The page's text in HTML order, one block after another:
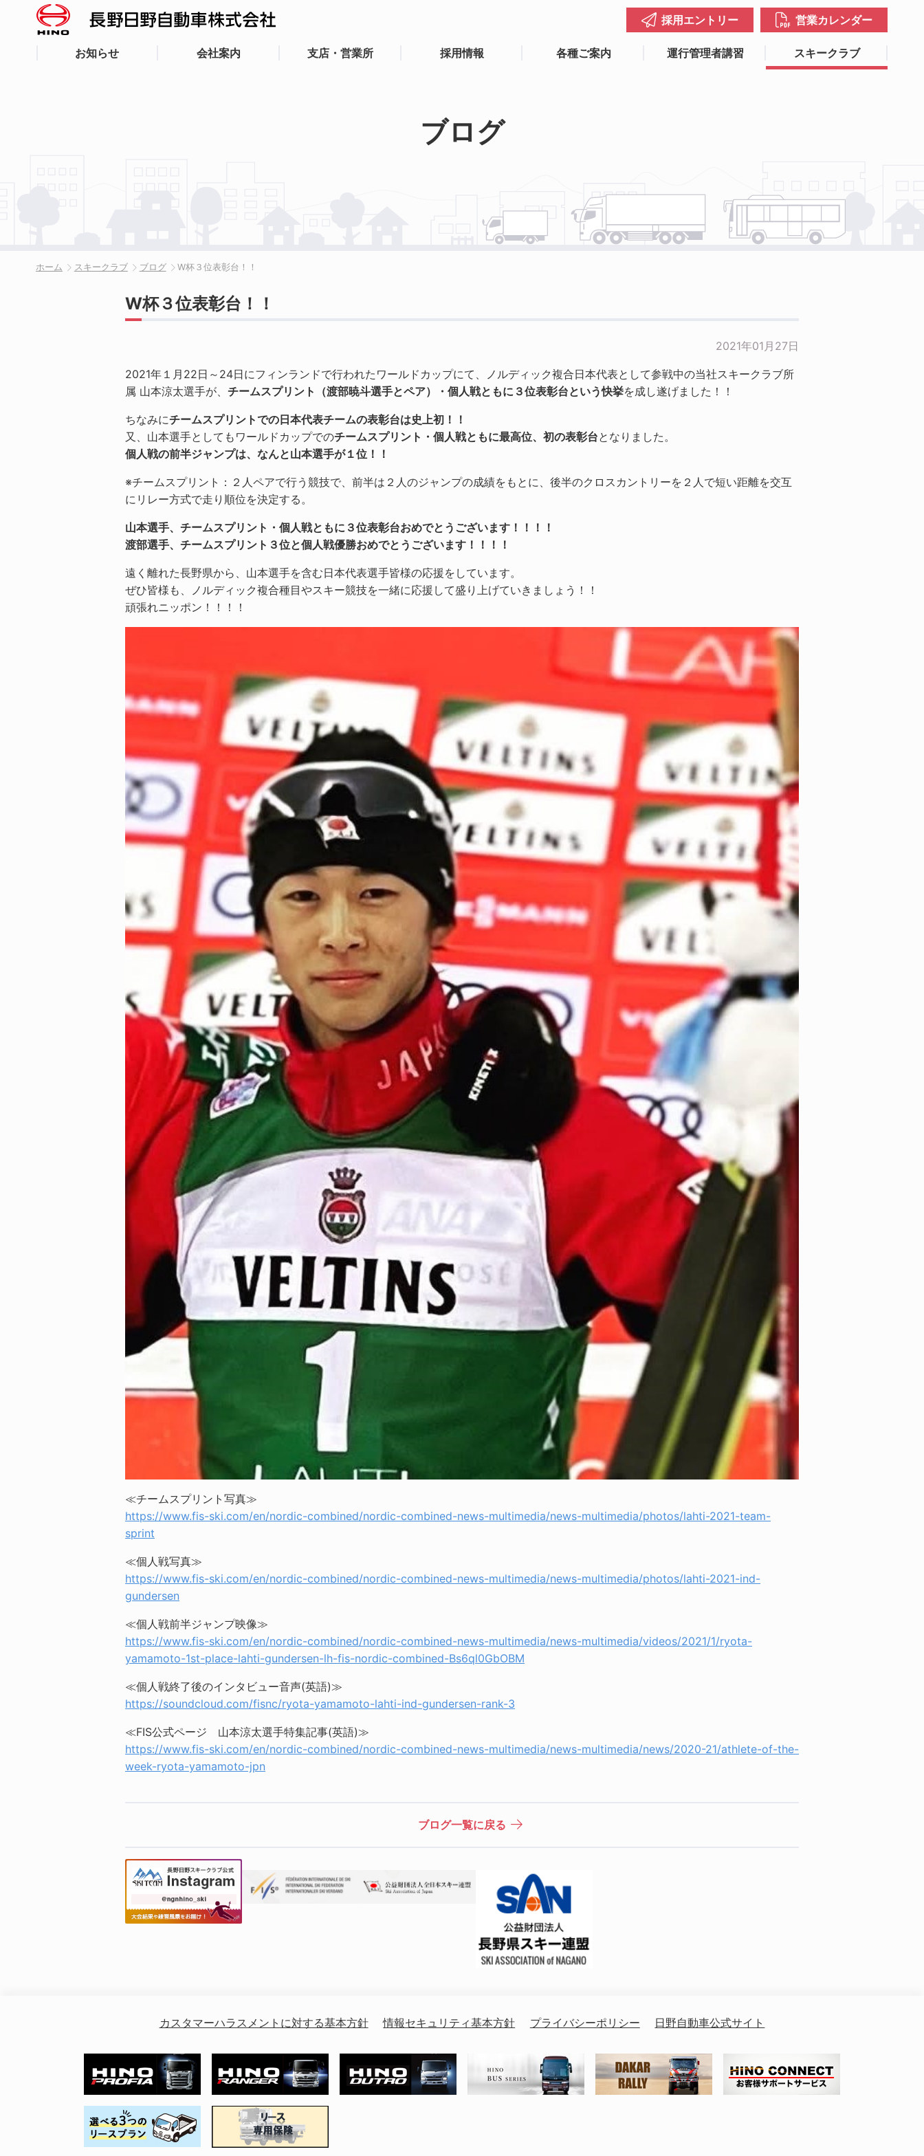
お知らせ 会社案内 支店・営業所 採用情報 各種ご案内 運行管理者講習 スキークラブ
採用エントリー 営業カレンダー
ブログ
ホーム スキークラブ ブログ W杯３位表彰台！！
W杯３位表彰台！！
2021年01月27日
2021年１月22日～24日にフィンランドで行われたワールドカップにて、ノルディック複合日本代表として参戦中の当社スキークラブ所
属 山本涼太選手が、 チームスプリント（渡部暁斗選手とペア）・個人戦ともに３位表彰台という快挙を成し遂げました！！
ちなみにチームスプリントでの日本代表チームの表彰台は史上初！！
又、山本選手としてもワールドカップでのチームスプリント・個人戦ともに最高位、初の表彰台となりました。
個人戦の前半ジャンプは、なんと山本選手が１位！！
※チームスプリント：２人ペアで行う競技で、前半は２人のジャンプの成績をもとに、後半のクロスカントリーを２人で短い距離を交互
にリレー方式で走り順位を決定する。
山本選手、チームスプリント・個人戦ともに３位表彰台おめでとうございます！！！！
渡部選手、チームスプリント３位と個人戦優勝おめでとうございます！！！！
遠く離れた長野県から、山本選手を含む日本代表選手皆様の応援をしています。
ぜひ皆様も、ノルディック複合種目やスキー競技を一緒に応援して盛り上げていきましょう！！
頑張れニッポン！！！！
≪チームスプリント写真≫
https://www.fis-ski.com/en/nordic-combined/nordic-combined-news-multimedia/news-multimedia/photos/lahti-2021-team-
sprint
≪個人戦写真≫
https://www.fis-ski.com/en/nordic-combined/nordic-combined-news-multimedia/news-multimedia/photos/lahti-2021-ind-
gundersen
≪個人戦前半ジャンプ映像≫
https://www.fis-ski.com/en/nordic-combined/nordic-combined-news-multimedia/news-multimedia/videos/2021/1/ryota-
yamamoto-1st-place-lahti-gundersen-lh-fis-nordic-combined-Bs6ql0GbOBM
≪個人戦終了後のインタビュー音声(英語)≫
https://soundcloud.com/fisnc/ryota-yamamoto-lahti-ind-gundersen-rank-3
≪FIS公式ページ 山本涼太選手特集記事(英語)≫
https://www.fis-ski.com/en/nordic-combined/nordic-combined-news-multimedia/news-multimedia/news/2020-21/athlete-of-the-
week-ryota-yamamoto-jpn
ブログ一覧に戻る
カスタマーハラスメントに対する基本方針 情報セキュリティ基本方針 プライバシーポリシー 日野自動車公式サイト